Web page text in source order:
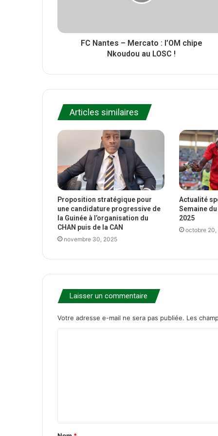
FC Nantes – Mercato : l’OM chipe
Nkoudou au LOSC !
Articles similaires
Proposition stratégique pour
une candidature progressive de
la Guinée à l’organisation du
CHAN puis de la CAN
novembre 30, 2025
Actualité
Semaine
2025
octobre 20,
Laisser un commentaire
Votre adresse e-mail ne sera pas publiée. Les
t